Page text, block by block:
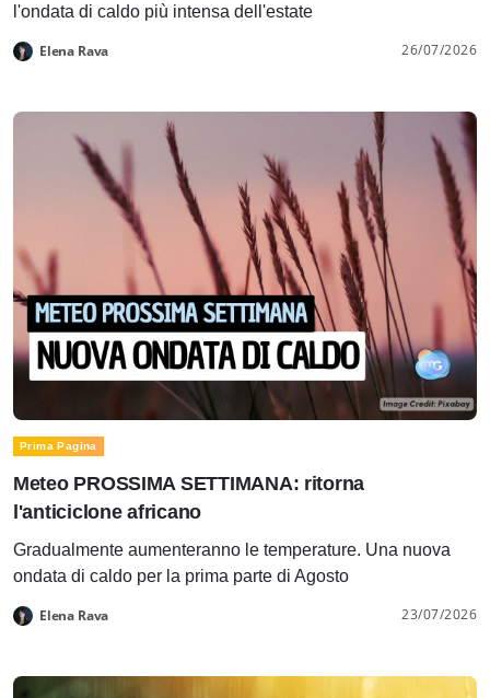
l'ondata di caldo più intensa dell'estate
Elena Rava 26/07/2026
Prima Pagina
Meteo PROSSIMA SETTIMANA: ritorna
l'anticiclone africano
Gradualmente aumenteranno le temperature. Una nuova
ondata di caldo per la prima parte di Agosto
Elena Rava 23/07/2026